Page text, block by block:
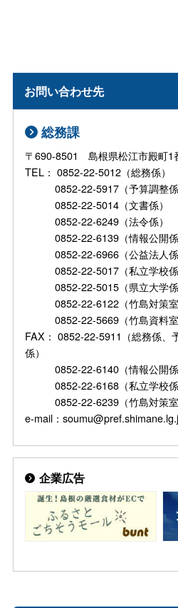
お問い合わせ先
総務課
〒690-8501 島根県松江市殿町1
TEL： 0852-22-5012（総務係）
0852-22-5917（予算調整係
0852-22-5014（文書係）
0852-22-6249（法令係）
0852-22-6139（情報公開係
0852-22-6966（公益法人係
0852-22-5017（私立学校係
0852-22-5015（県立大学係
0852-22-6122（竹島対策室
0852-22-5669（竹島資料室
FAX： 0852-22-5911（総務係、
係）
0852-22-6140（情報公開係
0852-22-6168（私立学校係
0852-22-6239（竹島対策室
e-mail：
企業広告